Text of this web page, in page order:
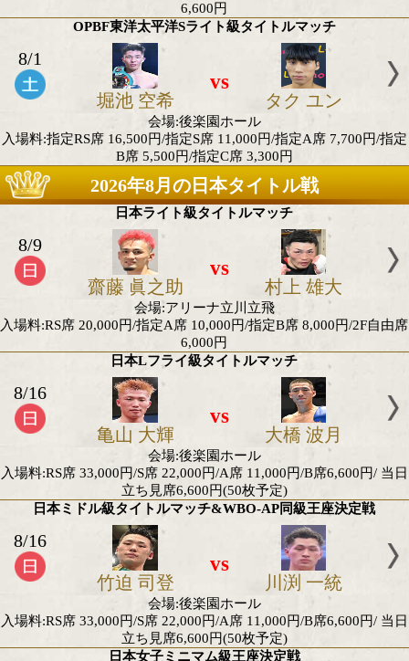
岡 聖 中山 慧
会場:後楽園ホール
入場料:RS席33,000円/A指定席 22,000円/B指定席
6,600円
WBO-APライト級タイトルマッチ
8/19
宇津木 秀
vs
髙橋 麗
会場:後楽園ホール
入場料:RS席33,000円/A指定席 22,000円/B指定席
6,600円
OPBF東洋太平洋Sライト級タイトルマッチ
8/1
堀池 空希
vs
タク ユ
会場:後楽園ホール
入場料:指定RS席 16,500円/指定S席 11,000円/指定A席
B席 5,500円/指定C席 3,300円
2026年8月の日本タイトル戦
日本ライト級タイトルマッチ
8/9
齋藤 眞之助
vs
村上 雄
会場:アリーナ立川立飛